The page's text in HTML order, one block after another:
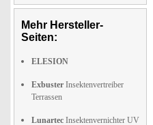
Mehr Hersteller-
Seiten:
ELESION
Exbuster Insektenvertreiber
Terrassen
Lunartec Insektenvernichter UV